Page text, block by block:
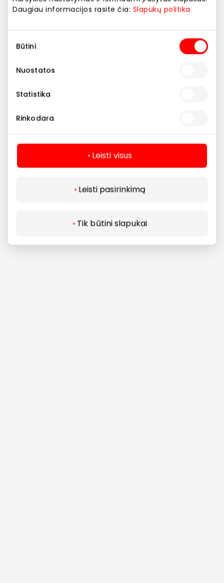
Daugiau informacijos rasite čia: Slapukų politika
pasirinkimas
Būtini
Nuostatos
Statistika
Rinkodara
Leisti visus
Leisti pasirinkimą
Tik būtini slapukai
vienu stogu